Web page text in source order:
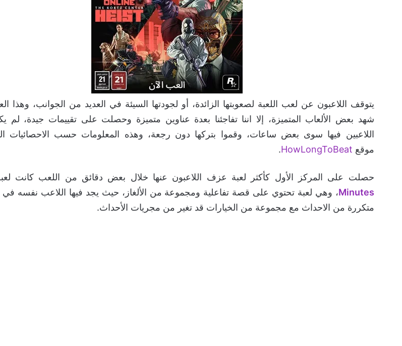
يتوقف اللاعبون عن لعب اللعبة لصعوبتها الزائدة، أو لجودتها السيئة في العديد من الجوانب، وهذا
شهد بعض الألعاب المتميزة، إلا اننا تفاجئنا بعدة عناوين متميزة وحصلت على تقييمات جيدة،
اللاعبين فيها سوى بعض ساعات، وقموا بتركها دون رجعة، وهذه المعلومات حسب الاحصائيات
موقع HowLongToBeat
.
حصلت على المركز الأول كأكثر لعبة عزف اللاعبون عنها خلال بعض دقائق من اللعب كانت
Minutes، وهي لعبة تحتوي على قصة تفاعلية ومجموعة من الألغاز، حيث يجد فيها اللاعب نفسه
متكررة من الاحداث مع مجموعة من الخيارات قد تغير من مجريات الأحداث.